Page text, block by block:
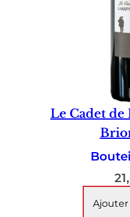
Le Cadet
Ajouter